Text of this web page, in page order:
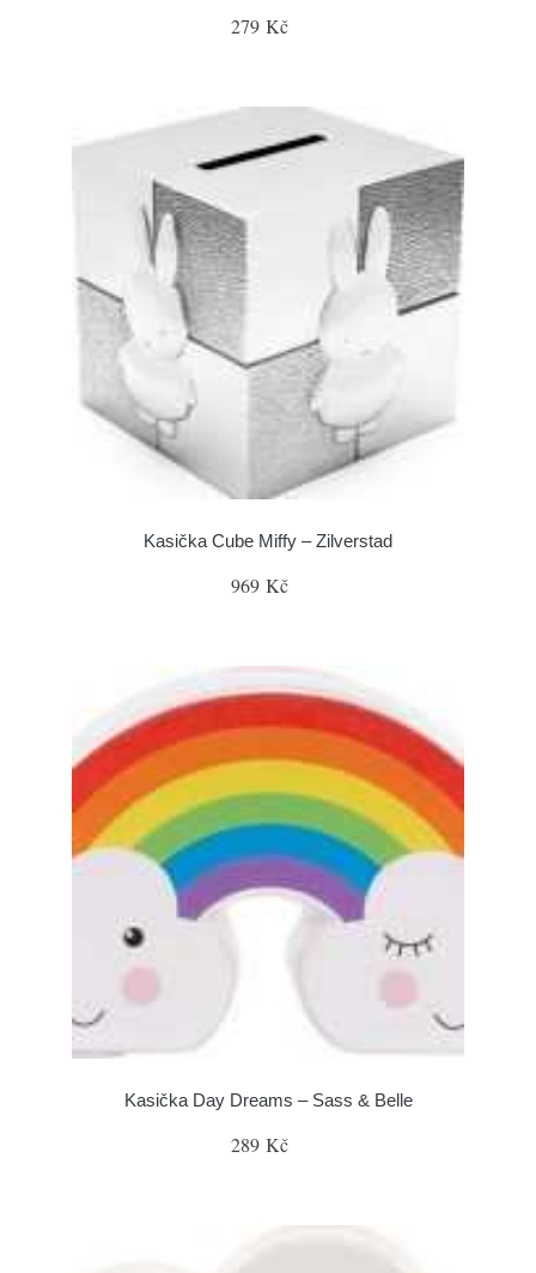
279 Kč
Kasička Cube Miffy – Zilverstad
969 Kč
Kasička Day Dreams – Sass & Belle
289 Kč